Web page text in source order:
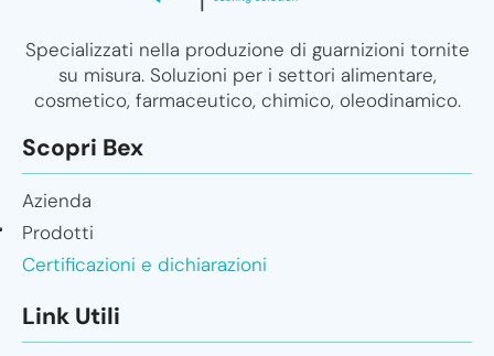
Specializzati nella produzione di guarnizioni tornite
su misura. Soluzioni per i settori alimentare,
cosmetico, farmaceutico, chimico, oleodinamico.
Scopri Bex
Azienda
Prodotti
Certificazioni e dichiarazioni
Link Utili